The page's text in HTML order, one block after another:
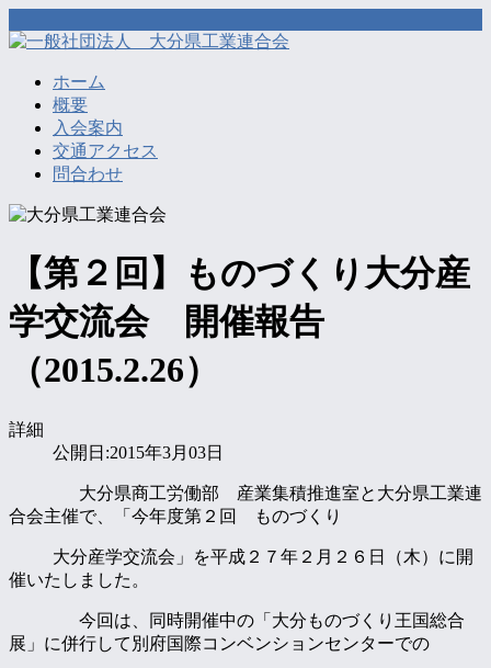
ホーム
概要
入会案内
交通アクセス
問合わせ
【第２回】ものづくり大分産
学交流会 開催報告
（2015.2.26）
詳細
公開日:2015年3月03日
大分県商工労働部 産業集積推進室と大分県工業連
合会主催で、「今年度第２回 ものづくり
大分産学交流会」を平成２７年２月２６日（木）に開
催いたしました。
今回は、同時開催中の「大分ものづくり王国総合
展」に併行して別府国際コンベンションセンターでの